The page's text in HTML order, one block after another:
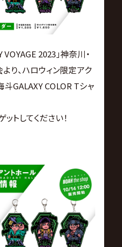
2023」神奈川・
り、ハロウィン限定アク
GALAXY COLOR Tシャ
トしてください！